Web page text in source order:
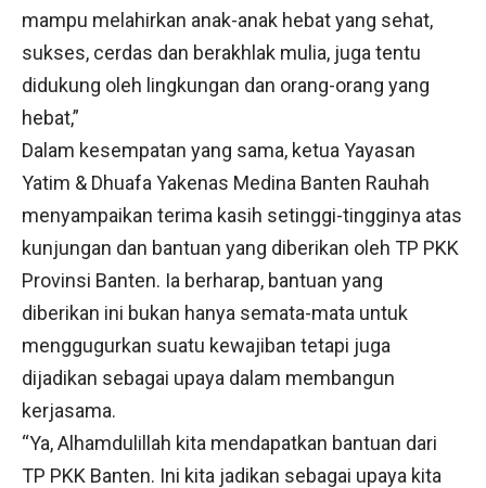
mampu melahirkan anak-anak hebat yang sehat,
sukses, cerdas dan berakhlak mulia, juga tentu
didukung oleh lingkungan dan orang-orang yang
hebat,”
Dalam kesempatan yang sama, ketua Yayasan
Yatim & Dhuafa Yakenas Medina Banten Rauhah
menyampaikan terima kasih setinggi-tingginya atas
kunjungan dan bantuan yang diberikan oleh TP PKK
Provinsi Banten. Ia berharap, bantuan yang
diberikan ini bukan hanya semata-mata untuk
menggugurkan suatu kewajiban tetapi juga
dijadikan sebagai upaya dalam membangun
kerjasama.
“Ya, Alhamdulillah kita mendapatkan bantuan dari
TP PKK Banten. Ini kita jadikan sebagai upaya kita